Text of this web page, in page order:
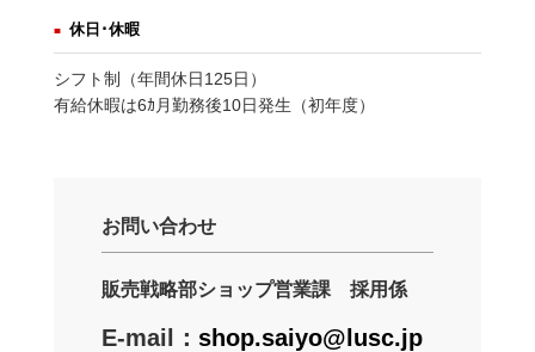
休日･休暇
シフト制（年間休日125日）
有給休暇は6ｶ月勤務後10日発生（初年度）
お問い合わせ
販売戦略部ショップ営業課 採用係
E-mail： shop.saiyo@lusc.jp